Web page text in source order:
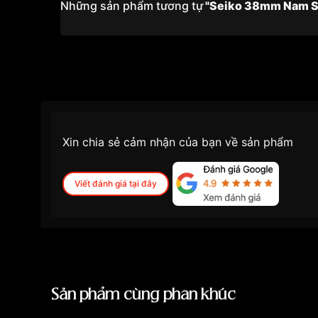
Những sản phẩm tương tự"Seiko 38mm Nam
Xin chia sẻ cảm nhận của bạn về sản phẩm
Viết đánh giá tại đây
Sản phẩm cùng phân khúc